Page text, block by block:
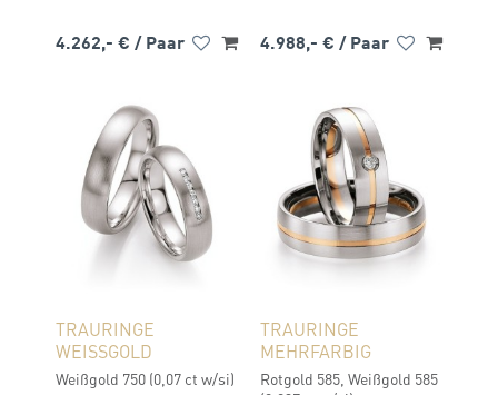
4.262,- € / Paar 4.988,- € / Paar
TRAURINGE
WEISSGOLD
Weißgold 750 (0,07 ct w/si)
TRAURINGE
MEHRFARBIG
Rotgold 585, Weißgold 585